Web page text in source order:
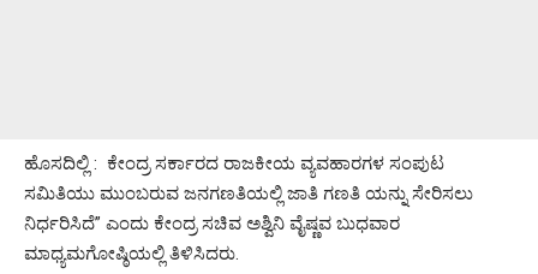
ಹೊಸದಿಲ್ಲಿ : ಕೇಂದ್ರ ಸರ್ಕಾರದ ರಾಜಕೀಯ ವ್ಯವಹಾರಗಳ ಸಂಪುಟ
ಸಮಿತಿಯು ಮುಂಬರುವ ಜನಗಣತಿಯಲ್ಲಿ ಜಾತಿ ಗಣತಿ ಯನ್ನು ಸೇರಿಸಲು
ನಿರ್ಧರಿಸಿದೆ” ಎಂದು ಕೇಂದ್ರ ಸಚಿವ ಅಶ್ವಿನಿ ವೈಷ್ಣವ ಬುಧವಾರ
ಮಾಧ್ಯಮಗೋಷ್ಠಿಯಲ್ಲಿ ತಿಳಿಸಿದರು.